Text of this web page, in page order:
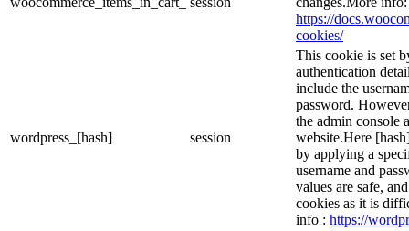
https://
cookies/
wordpress_[hash] session
This cookie is set
authentication
include the
password.
the admin console
website.Here
by applying a
username and
values are safe,
cookies as it is
info : https://